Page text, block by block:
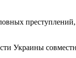
Украины